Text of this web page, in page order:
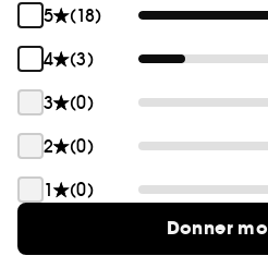
5
(18)
4
(3)
3
(0)
2
(0)
1
(0)
Donner